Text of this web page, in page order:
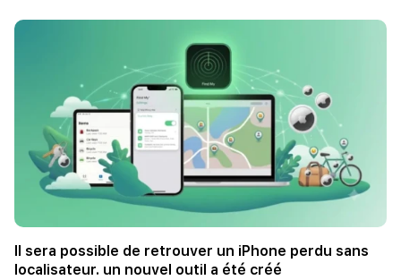
Il sera possible de retrouver un iPhone perdu sans
localisateur. un nouvel outil a été créé